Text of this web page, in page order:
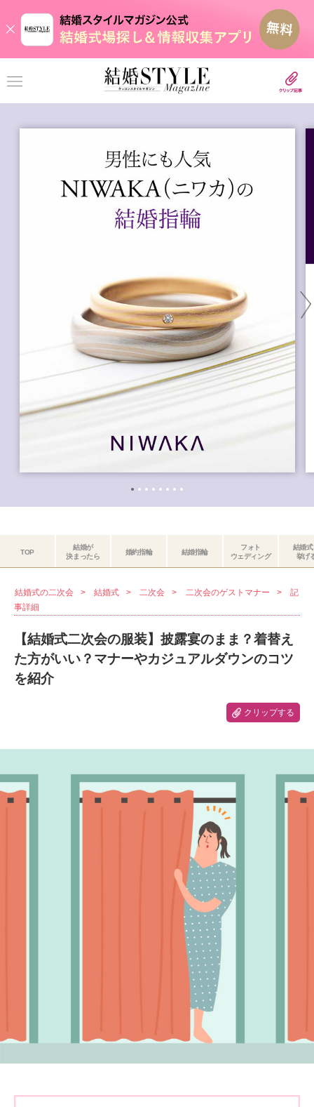
TOP
結婚が
決まったら
婚約指輪 結婚指輪
フォト
ウェディング
結婚
挙げ
結婚式の二次会 結婚式 二次会 二次会のゲストマナー
記
事詳細
【結婚式二次会の服装】披露宴のまま？着替え
た方がいい？マナーやカジュアルダウンのコツ
を紹介
クリップする